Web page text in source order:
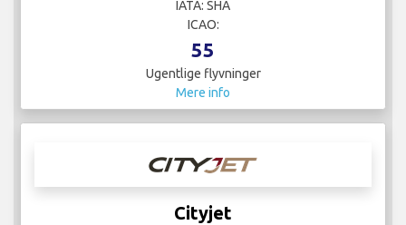
IATA: SHA
ICAO:
55
Ugentlige flyvninger
Mere info
Cityjet